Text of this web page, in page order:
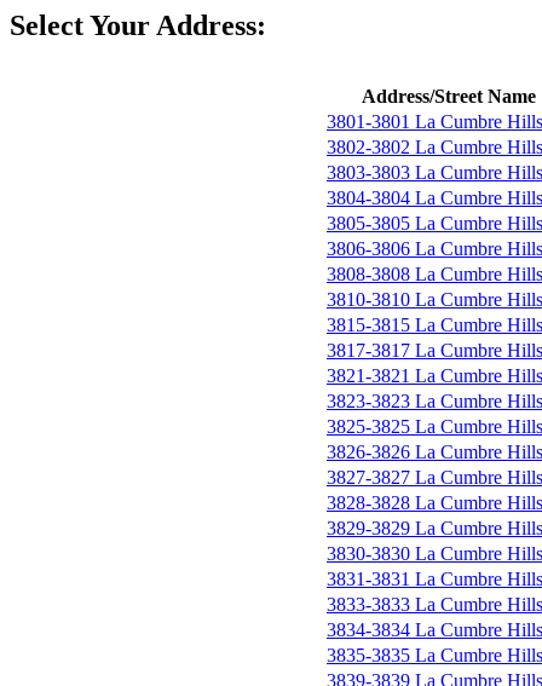
Select Your Address:
Address/Street Name
3801-3801 La Cumbre
3802-3802 La Cumbre
3803-3803 La Cumbre
3804-3804 La Cumbre
3805-3805 La Cumbre
3806-3806 La Cumbre
3808-3808 La Cumbre
3810-3810 La Cumbre
3815-3815 La Cumbre
3817-3817 La Cumbre
3821-3821 La Cumbre
3823-3823 La Cumbre
3825-3825 La Cumbre
3826-3826 La Cumbre
3827-3827 La Cumbre
3828-3828 La Cumbre
3829-3829 La Cumbre
3830-3830 La Cumbre
3831-3831 La Cumbre
3833-3833 La Cumbre
3834-3834 La Cumbre
3835-3835 La Cumbre
3839-3839 La Cumbre